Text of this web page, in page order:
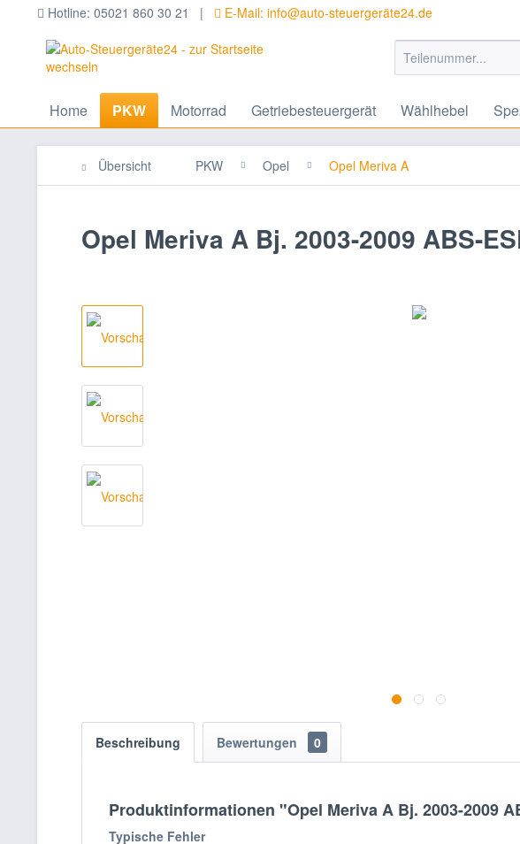
Hotline: 05021 860 30 21 | E-Mail: info@auto-steuergeräte24.de
Home PKW Motorrad Getriebesteuergerät Wählhebel
Übersicht PKW Opel Opel Meriva A
Opel Meriva A Bj. 2003-2009 ABS-
Beschreibung Bewertungen 0
Produktinformationen "Opel Meriva A Bj. 2003-2009
Typische Fehler